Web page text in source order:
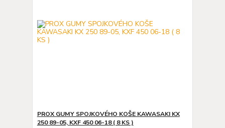
PROX GUMY SPOJKOVÉHO KOŠE KAWASAKI KX
250 89-05, KXF 450 06-18 ( 8 KS )